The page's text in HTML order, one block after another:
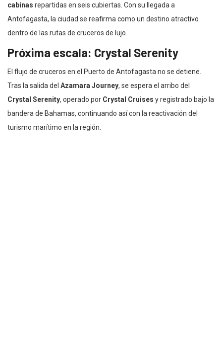
cabinas repartidas en seis cubiertas. Con su llegada a
Antofagasta, la ciudad se reafirma como un destino atractivo
dentro de las rutas de cruceros de lujo.
Próxima escala: Crystal Serenity
El flujo de cruceros en el Puerto de Antofagasta no se detiene.
Tras la salida del Azamara Journey, se espera el arribo del
Crystal Serenity, operado por Crystal Cruises y registrado bajo la
bandera de Bahamas, continuando así con la reactivación del
turismo marítimo en la región.